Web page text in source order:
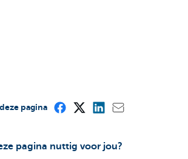
pagina nuttig voor jou?
pagina